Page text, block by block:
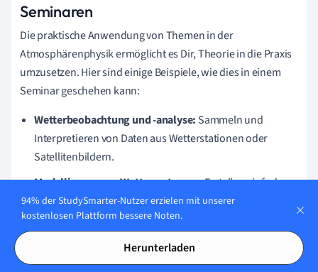
Seminaren
Die praktische Anwendung von Themen in der
Atmosphärenphysik ermöglicht es Dir, Theorie in die Praxis
umzusetzen. Hier sind einige Beispiele, wie dies in einem
Seminar geschehen kann:
Wetterbeobachtung und -analyse: Sammeln und
Interpretieren von Daten aus Wetterstationen oder
Satellitenbildern.
Modellierung von Wettersystemen:Erstellen einfacher
Modelle, um das Verständnis atmosphärischer Prozesse
zu verbessern.
Durchführung von Labor- oder
Feldexperimenten, um Konzepte wie Druck und
94% der StudySmarter-Nutzer erzielen mit unserer
kostenlosen Plattform bessere Noten.
Herunterladen